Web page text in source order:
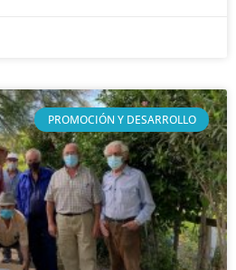
PROMOCIÓN Y DESARROLLO